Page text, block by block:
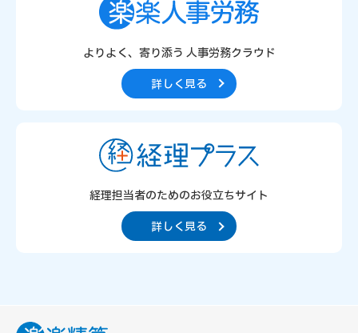
よりよく、寄り添う 人事労務クラウド
詳しく見る
経理担当者のためのお役立ちサイト
詳しく見る